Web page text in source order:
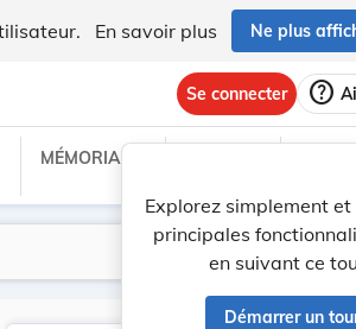
En savoir plus Ne plus
Se connecter help
Explorez simplement
principales
en suivant ce
Démarrer un
MÉMORIAL C
Lancer la recherche
Filtres